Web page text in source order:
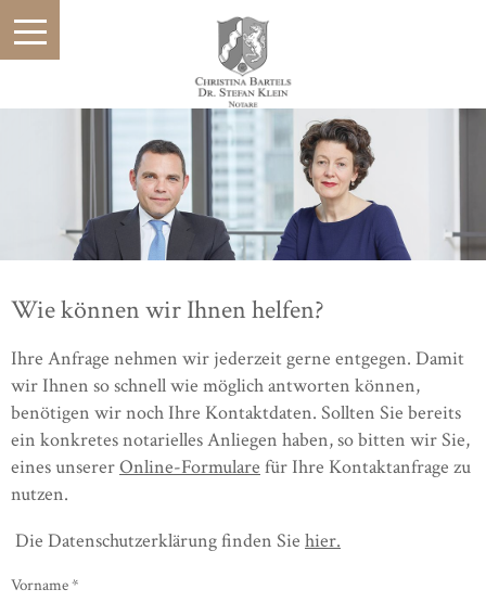
Wie können wir Ihnen helfen?
Ihre Anfrage nehmen wir jederzeit gerne entgegen. Damit
wir Ihnen so schnell wie möglich antworten können,
benötigen wir noch Ihre Kontaktdaten. Sollten Sie bereits
ein konkretes notarielles Anliegen haben, so bitten wir Sie,
eines unsererOnline-Formulare für Ihre Kontaktanfrage zu
nutzen.
Die Datenschutzerklärung finden Sie hier.
Vorname*